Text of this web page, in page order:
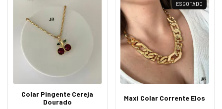
Colar Pingente Cereja
Dourado
ESGOTADO
Maxi Colar Corrente Elos